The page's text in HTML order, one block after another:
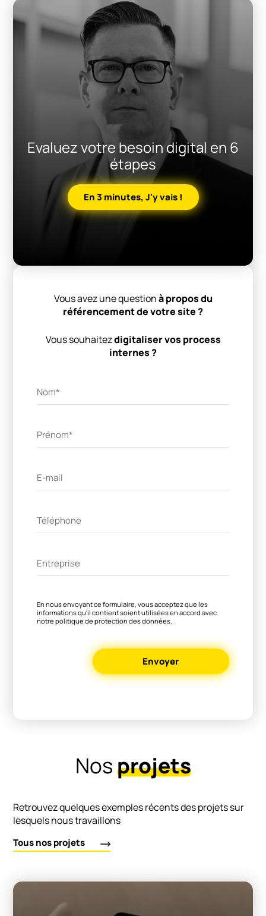
Evaluez votre besoin digital en 6
étapes
En 3 minutes, J'y vais !
Vous avez une questionà propos du
référencement de votre site ?
Vous souhaitezdigitaliser vos process
internes ?
En nous envoyant ce formulaire, vous acceptez que les
informations qu'il contient soient utilisées en accord avec
notre politique de protection des données.
Nosprojets
Retrouvez quelques exemples récents des projets sur
lesquels nous travaillons
Tous nos projets